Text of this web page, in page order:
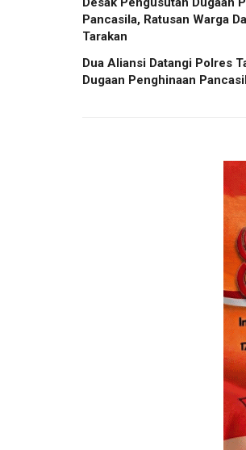
Pancasila, Ratusan Warga
Tarakan
Dua Aliansi Datangi Polres
Dugaan Penghinaan